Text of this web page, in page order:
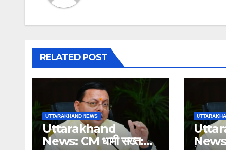
RELATED POST
UTTARAKHAND NEWS
Uttarakhand
News: CM धामी सख्त: